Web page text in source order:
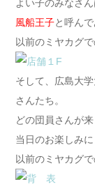
よい子のみなさ
風船王子と呼ん
以前のミヤカグ
そして、広島大
さんたち。
どの団員さんが
当日のお楽しみ
以前のミヤカグ